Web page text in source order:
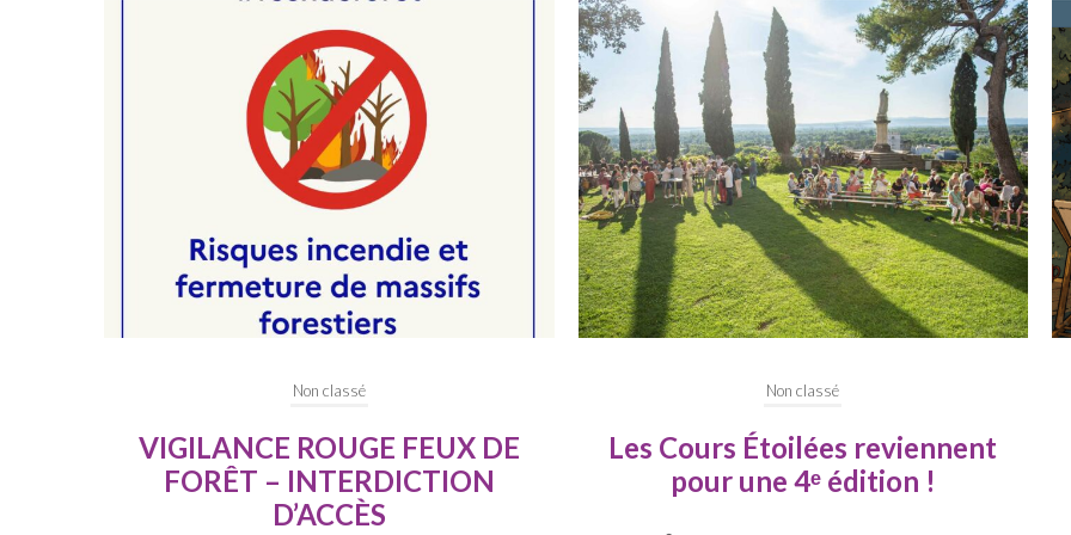
Non classé
Les Cours Étoilées reviennent
pour une 4ᵉ édition !
Non classé
Prêts pour une nouvelle soirée
cinéma ?